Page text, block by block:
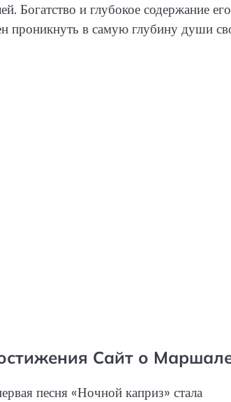
Богатство и глубокое содержание его
проникнуть в самую глубину души
Сайт о
песня «Ночной каприз» стала